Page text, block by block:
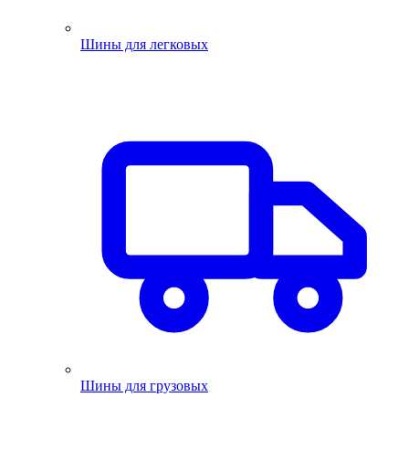
Шины для легковых
Шины для грузовых